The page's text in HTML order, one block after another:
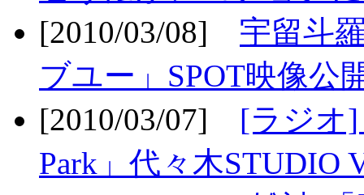
[2010/03/08] 宇留斗
ブユー」SPOT映像公
[2010/03/07] [ラジオ]
Park」代々木STUDIO